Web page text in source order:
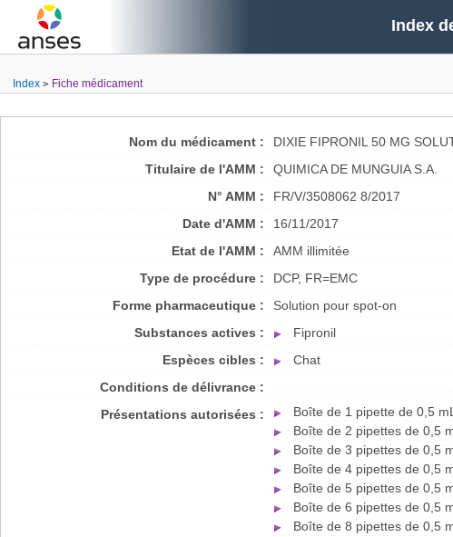
Index
Index Fiche médicament
Nom du médicament :
DIXIE FIPRONIL 50 MG
Titulaire de l'AMM :
QUIMICA DE MUNGUIA S.A.
N° AMM :
FR/V/3508062 8/2017
Date d'AMM :
16/11/2017
Etat de l'AMM :
AMM illimitée
Type de procédure :
DCP, FR=EMC
Forme pharmaceutique :
Solution pour spot-on
Substances actives :
Fipronil
Espèces cibles :
Chat
Conditions de délivrance :
Présentations autorisées :
Boîte de 1 pipette de 0,5
Boîte de 2 pipettes de 0,5
Boîte de 3 pipettes de 0,5
Boîte de 4 pipettes de 0,5
Boîte de 5 pipettes de 0,5
Boîte de 6 pipettes de 0,5
Boîte de 8 pipettes de 0,5